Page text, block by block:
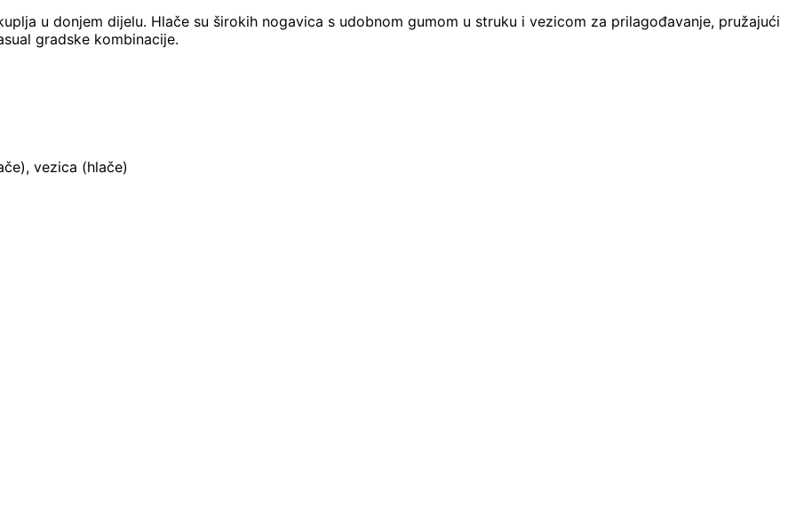
u donjem dijelu. Hlače su širokih nogavica s udobnom gumom u struku i vezicom za prilagođavanje, pružajući
gradske kombinacije.
vezica (hlače)